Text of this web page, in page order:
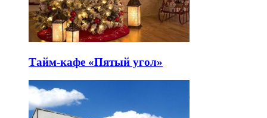
Тайм-кафе «Пятый угол»